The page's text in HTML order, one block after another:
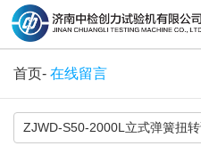
首页- 在线留言